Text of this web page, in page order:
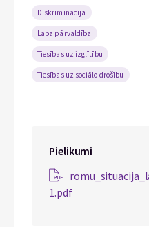
Diskriminācija
Laba pārvaldība
Tiesības uz izglītību
Tiesības uz sociālo drošību
Pielikumi
1.pdf